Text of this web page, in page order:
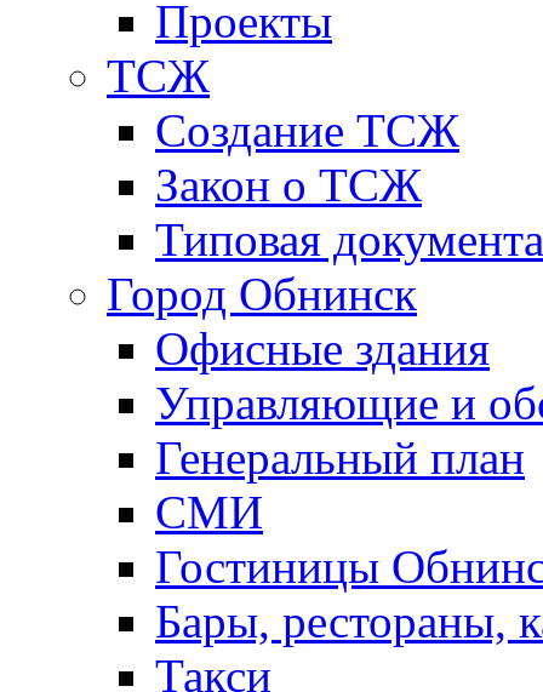
Проекты
ТСЖ
Создание ТСЖ
Закон о ТСЖ
Типовая
Город Обнинск
Офисные здания
Управляющие и
Генеральный план
СМИ
Гостиницы
Бары, рестораны,
Такси